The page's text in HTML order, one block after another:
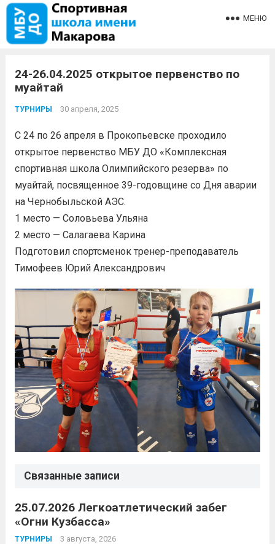
МЕНЮ
24-26.04.2025 открытое первенство по
муайтай
ТУРНИРЫ 30 апреля, 2025
С 24 по 26 апреля в Прокопьевске проходило
открытое первенство МБУ ДО «Комплексная
спортивная школа Олимпийского резерва» по
муайтай, посвященное 39-годовщине со Дня аварии
на Чернобыльской АЭС.
1 место — Соловьева Ульяна
2 место — Салагаева Карина
Подготовил спортсменок тренер-преподаватель
Тимофеев Юрий Александрович
Связанные записи
25.07.2026 Легкоатлетический забег
«Огни Кузбасса»
ТУРНИРЫ 3 августа, 2026